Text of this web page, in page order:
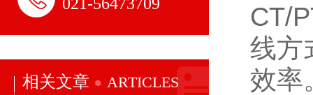
相关文章 ARTICLES
CT/
线方
效率